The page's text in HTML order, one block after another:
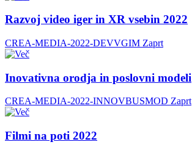
Razvoj video iger in XR vsebin 2022
CREA-MEDIA-2022-DEVVGIM Zaprt
Inovativna orodja in poslovni modeli
CREA-MEDIA-2022-INNOVBUSMOD Zaprt
Filmi na poti 2022